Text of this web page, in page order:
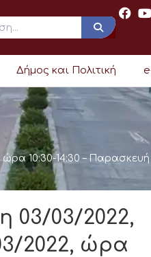
Δήμος και Πολιτική
10:30-14:30 –
03/03/2022,
2022, ώρα